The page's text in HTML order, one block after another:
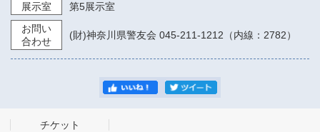
展示室
第5展示室
お問い
合わせ
(財)神奈川県警友会 045-211-1212（内線：2782）
チケット